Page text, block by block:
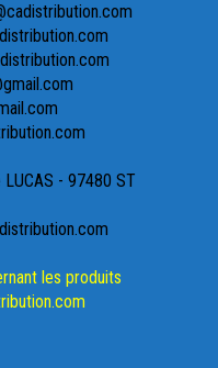
- 97480 ST
les produits